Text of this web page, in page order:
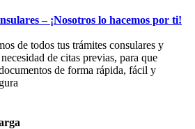
– ¡Nosotros lo hacemos por ti!
de todos tus trámites consulares y
de citas previas, para que
de forma rápida, fácil y